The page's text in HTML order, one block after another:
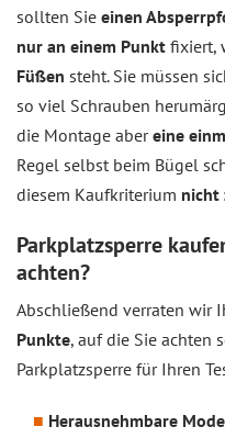
sollten Sie einen
nur an einem Punkt fixiert,
Füßen steht. Sie müssen
so viel Schrauben
die Montage abereine
Regel selbst beim Bügel
diesem Kaufkriterium nicht
Parkplatzsperre
achten?
Abschließend verraten wir
Punkte, auf die Sie achten
Parkplatzsperre für Ihren
Herausnehmbare